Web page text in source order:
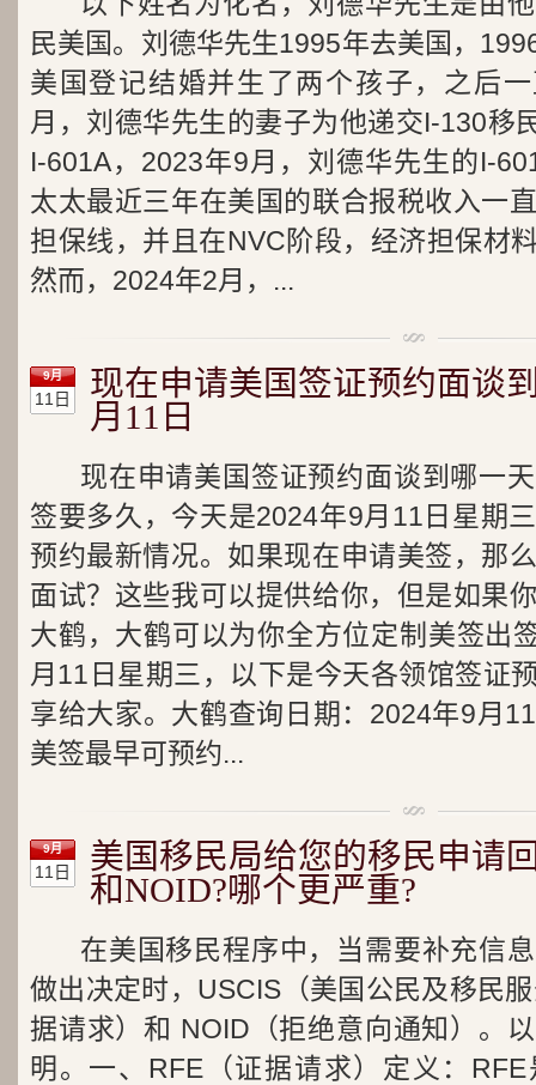
民美国。刘德华先生1995年去美国，
美国登记结婚并生了两个孩子，之后
月，刘德华先生的妻子为他递交I-130移
I-601A，2023年9月，刘德华先生的I-
太太最近三年在美国的联合报税收入一
担保线，并且在NVC阶段，经济担保材
然而，2024年2月，...
9月
11日
现在申请美国签证预约面谈
月11日
现在申请美国签证预约面谈到哪一
签要多久，今天是2024年9月11日星期
预约最新情况。如果现在申请美签，那
面试？这些我可以提供给你，但是如果
大鹤，大鹤可以为你全方位定制美签出
月11日星期三，以下是今天各领馆签证
享给大家。大鹤查询日期：2024年9月
美签最早可预约...
9月
11日
美国移民局给您的移民申请
和NOID?哪个更严重?
在美国移民程序中，当需要补充信
做出决定时，USCIS（美国公民及移民
据请求）和 NOID（拒绝意向通知）。
明。一、RFE（证据请求）定义：